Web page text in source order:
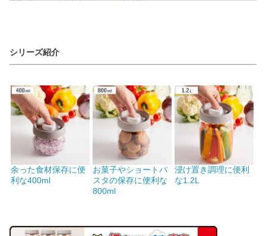
シリーズ紹介
余った食材保存に便
利な400ml
お菓子やショートパ
スタの保存に便利な
800ml
浸け置き調理に便利
な1.2L